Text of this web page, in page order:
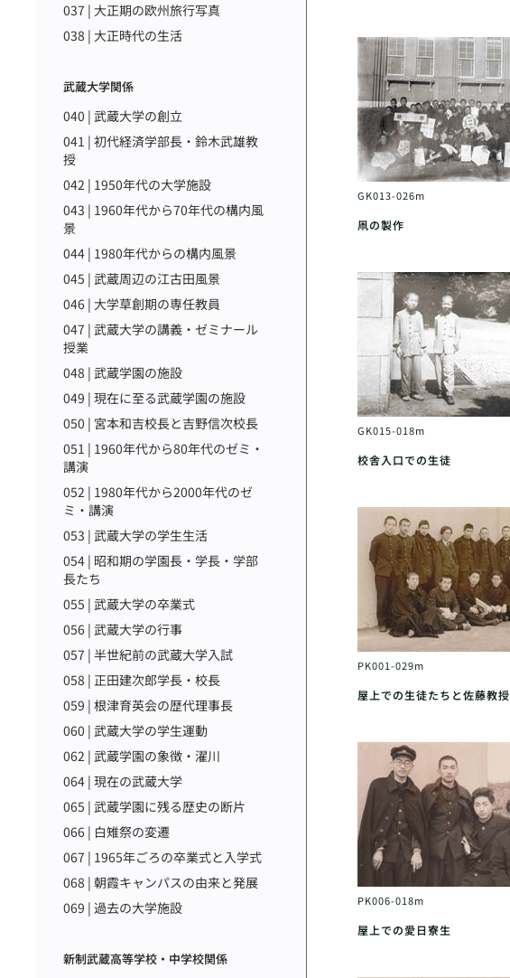
037 | 大正期の欧州旅行写真
038 | 大正時代の生活
武蔵大学関係
040 | 武蔵大学の創立
041 | 初代経済学部長・鈴木武雄教
授
042 | 1950年代の大学施設
043 | 1960年代から70年代の構内風
景
044 | 1980年代からの構内風景
045 | 武蔵周辺の江古田風景
046 | 大学草創期の専任教員
047 | 武蔵大学の講義・ゼミナール
授業
048 | 武蔵学園の施設
049 | 現在に至る武蔵学園の施設
050 | 宮本和吉校長と吉野信次校長
051 | 1960年代から80年代のゼミ・
講演
052 | 1980年代から2000年代のゼ
ミ・講演
053 | 武蔵大学の学生生活
054 | 昭和期の学園長・学長・学部
長たち
055 | 武蔵大学の卒業式
056 | 武蔵大学の行事
057 | 半世紀前の武蔵大学入試
058 | 正田建次郎学長・校長
059 | 根津育英会の歴代理事長
060 | 武蔵大学の学生運動
062 | 武蔵学園の象徴・濯川
064 | 現在の武蔵大学
065 | 武蔵学園に残る歴史の断片
066 | 白雉祭の変遷
067 | 1965年ごろの卒業式と入学式
068 | 朝霞キャンパスの由来と発展
069 | 過去の大学施設
新制武蔵高等学校・中学校関係
GK013-026m
凧の製作
GK015-018m
校舎入口での生徒
PK001-029m
屋上での生徒たちと佐藤教授
PK006-018m
屋上での愛日寮生